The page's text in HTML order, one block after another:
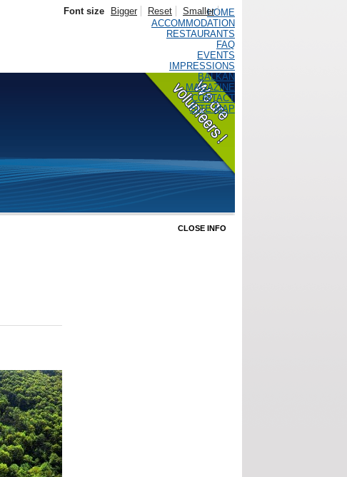
HOME
ACCOMMODATION
RESTAURANTS
FAQ
EVENTS
IMPRESSIONS
BALKAN
MAGAZINE
CONTACT
SITE MAP
Font size Bigger Reset Smaller
CLOSE INFO